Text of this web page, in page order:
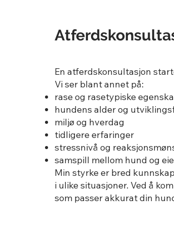
En atferdskonsultasjon
Vi ser blant annet på:
rase og rasetypiske
hundens alder og
miljø og hverdag
tidligere erfaringer
stressnivå og
samspill mellom hund og
Min styrke er bred
i ulike situasjoner. Ved å
som passer akkurat din